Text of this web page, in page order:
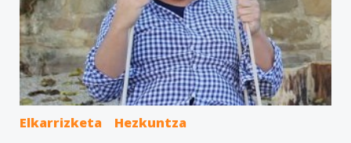
Elkarrizketa Hezkuntza